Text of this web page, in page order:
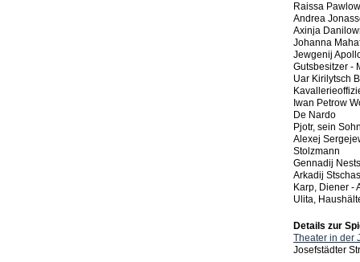
Raissa
Andrea
Axinja
Johanna
Jewgenij
Gutsbesitzer -
Uar Kirilytsch
Iwan Petrow
De Nardo
Pjotr, sein
Alexej
Stolzmann
Gennadij
Arkadij
Karp, Diener -
Ulita,
Details zur
Theater in der
Josefstädter